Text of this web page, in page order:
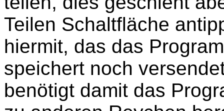
Teilen Schaltfläche
hiermit, das das
speichert noch
benötigt damit das